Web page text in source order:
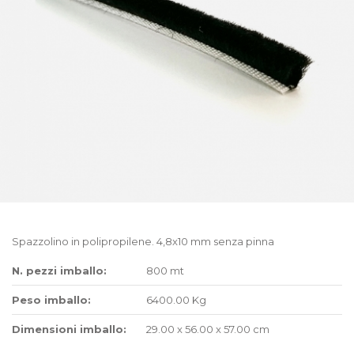
Spazzolino in polipropilene. 4,8x10 mm senza pinna
N. pezzi imballo: 800 mt
Peso imballo: 6400.00 Kg
Dimensioni imballo: 29.00 x 56.00 x 57.00 cm